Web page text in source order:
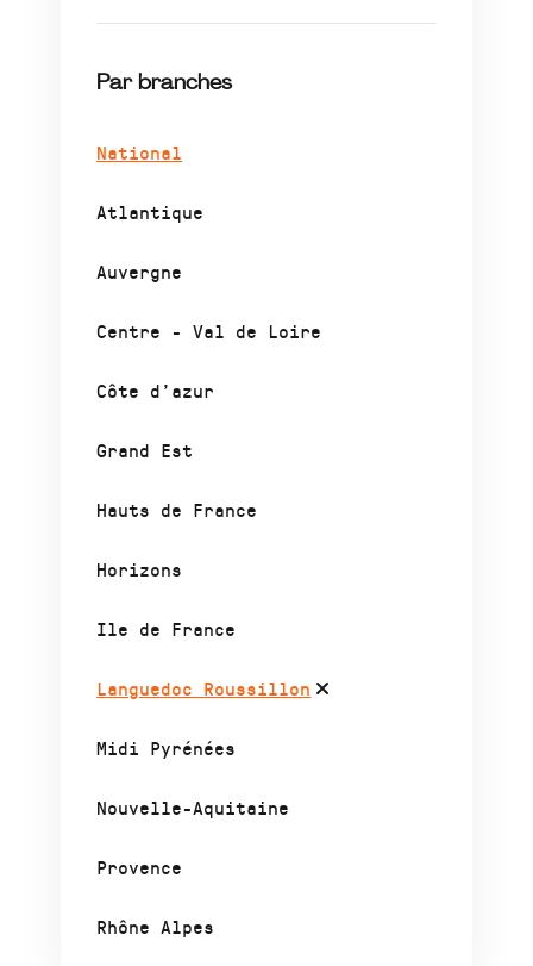
Par branches
National
Atlantique
Auvergne
Centre - Val de Loire
Côte d’azur
Grand Est
Hauts de France
Horizons
Ile de France
Languedoc Roussillon
Midi Pyrénées
Nouvelle-Aquitaine
Provence
Rhône Alpes